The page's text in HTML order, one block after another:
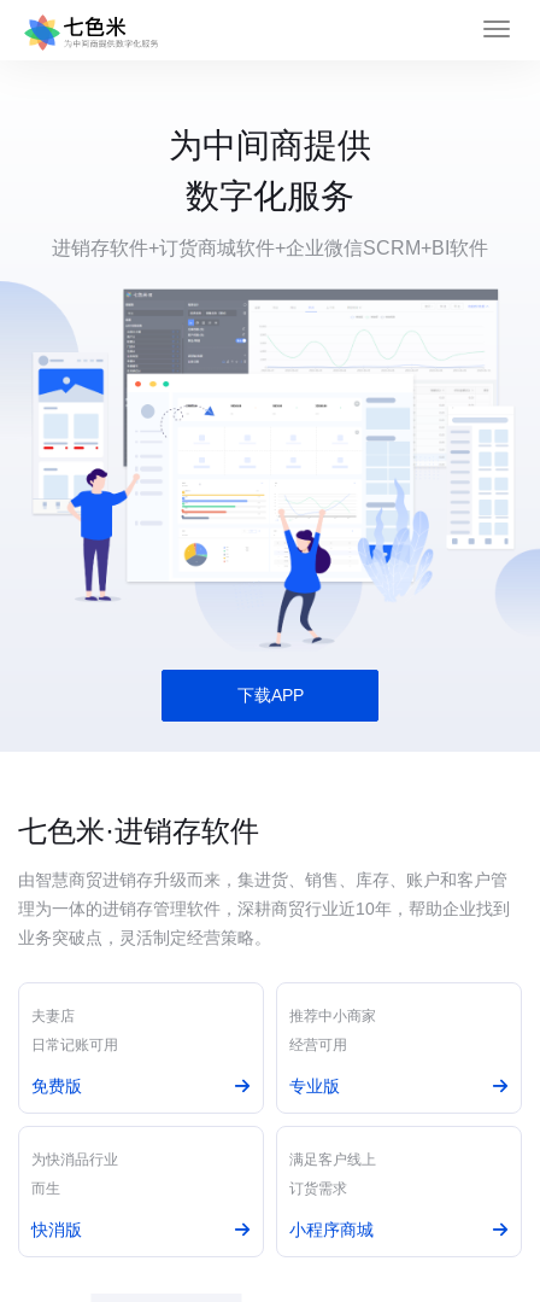
为中间商提供
数字化服务
进销存软件+订货商城软件+企业微信SCRM+BI软件
下载APP
七色米·进销存软件
由智慧商贸进销存升级而来，集进货、销售、库存、账户和客户管
理为一体的进销存管理软件，深耕商贸行业近10年，帮助企业找到
业务突破点，灵活制定经营策略。
夫妻店
日常记账可用
免费版
推荐中小商家
经营可用
专业版
为快消品行业
而生
快消版
满足客户线上
订货需求
小程序商城